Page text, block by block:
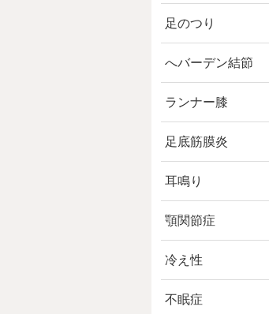
足のつり
へバーデン結節
ランナー膝
足底筋膜炎
耳鳴り
顎関節症
冷え性
不眠症